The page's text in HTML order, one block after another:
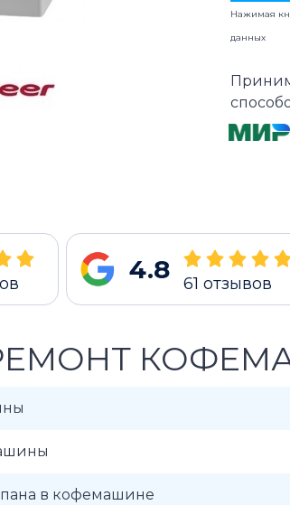
Нажимая
данных
4.8 61 отзывов
в кофемашине